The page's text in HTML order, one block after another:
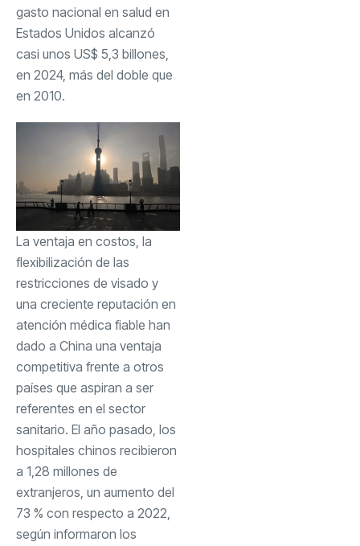
gasto nacional en salud en
Estados Unidos alcanzó
casi unos US$ 5,3 billones,
en 2024, más del doble que
en 2010.
La ventaja en costos, la
flexibilización de las
restricciones de visado y
una creciente reputación en
atención médica fiable han
dado a China una ventaja
competitiva frente a otros
países que aspiran a ser
referentes en el sector
sanitario. El año pasado, los
hospitales chinos recibieron
a 1,28 millones de
extranjeros, un aumento del
73 % con respecto a 2022,
según informaron los